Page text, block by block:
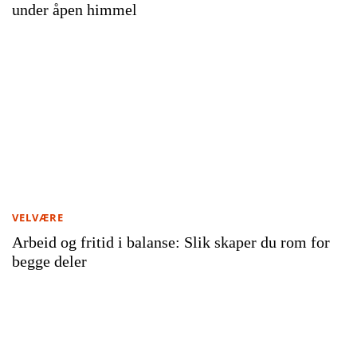
under åpen himmel
Arbeid og fritid i balanse: Slik skaper du rom for
begge deler
VELVÆRE